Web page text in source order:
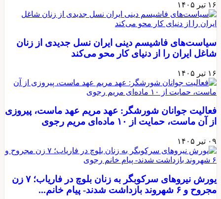
۱۴۰۵
فاشیسم دینی ایران نسل جدیدی از زنان
ایران را از دنیای کار محو می‌کند
۱۴۰۵
جوانان شورشگر: عهد مریم عهد ماست، پیروزی
آن ماست، حمایت از ۱۰ ماده‌ای مریم رجوی
۱۴۰۵
یورش نیروهای سرکوبگر به زنان بلوچ در فاریاب؛ ۷ زن
و ۶ شهروند بازداشت شدند- پیام خانم...